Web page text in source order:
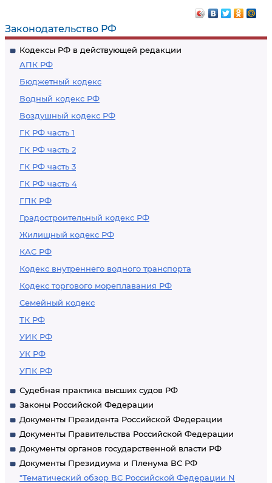
Законодательство РФ
Кодексы РФ в действующей редакции
АПК РФ
Бюджетный кодекс
Водный кодекс РФ
Воздушный кодекс РФ
ГК РФ часть 1
ГК РФ часть 2
ГК РФ часть 3
ГК РФ часть 4
ГПК РФ
Градостроительный кодекс РФ
Жилищный кодекс РФ
КАС РФ
Кодекс внутреннего водного транспорта
Кодекс торгового мореплавания РФ
Семейный кодекс
ТК РФ
УИК РФ
УК РФ
УПК РФ
Судебная практика высших судов РФ
Законы Российской Федерации
Документы Президента Российской Федерации
Документы Правительства Российской Федерации
Документы органов государственной власти РФ
Документы Президиума и Пленума ВС РФ
"Тематический обзор ВС Российской Федерации N